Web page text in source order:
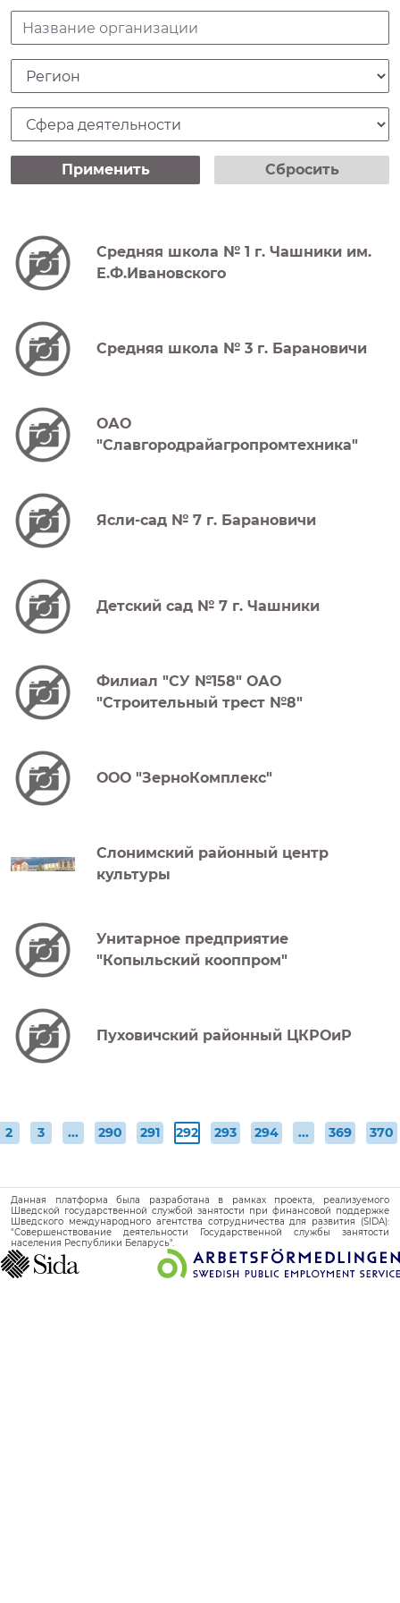
Название организации
Регион
Сфера деятельности
Применить Сбросить
Средняя школа № 1 г. Чашники им.
Е.Ф.Ивановского
Средняя школа № 3 г. Барановичи
ОАО
"Славгородрайагропромтехника"
Ясли-сад № 7 г. Барановичи
Детский сад № 7 г. Чашники
Филиал "СУ №158" ОАО
"Строительный трест №8"
ООО "ЗерноКомплекс"
Слонимский районный центр
культуры
Унитарное предприятие
"Копыльский кооппром"
Пуховичский районный ЦКРОиР
2 3 ... 290 291 292(текущая)
293 294 ... 369 370
Данная платформа была разработана в рамках проекта, реализуемого
Шведской государственной службой занятости при финансовой поддержке
Шведского международного агентства сотрудничества для развития (SIDA):
"Совершенствование деятельности Государственной службы занятости
населения Республики Беларусь".